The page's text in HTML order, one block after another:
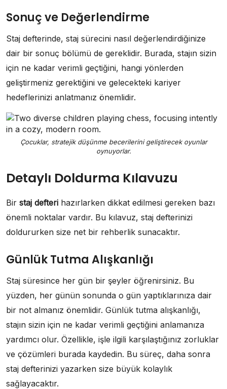
Sonuç ve Değerlendirme
Staj defterinde, staj sürecini nasıl değerlendirdiğinize
dair bir sonuç bölümü de gereklidir. Burada, stajın sizin
için ne kadar verimli geçtiğini, hangi yönlerden
geliştirmeniz gerektiğini ve gelecekteki kariyer
hedeflerinizi anlatmanız önemlidir.
Çocuklar, stratejik düşünme becerilerini geliştirecek oyunlar
oynuyorlar.
Detaylı Doldurma Kılavuzu
Bir staj defteri hazırlarken dikkat edilmesi gereken bazı
önemli noktalar vardır. Bu kılavuz, staj defterinizi
doldururken size net bir rehberlik sunacaktır.
Günlük Tutma Alışkanlığı
Staj süresince her gün bir şeyler öğrenirsiniz. Bu
yüzden, her günün sonunda o gün yaptıklarınıza dair
bir not almanız önemlidir. Günlük tutma alışkanlığı,
stajın sizin için ne kadar verimli geçtiğini anlamanıza
yardımcı olur. Özellikle, işle ilgili karşılaştığınız zorluklar
ve çözümleri burada kaydedin. Bu süreç, daha sonra
staj defterinizi yazarken size büyük kolaylık
sağlayacaktır.